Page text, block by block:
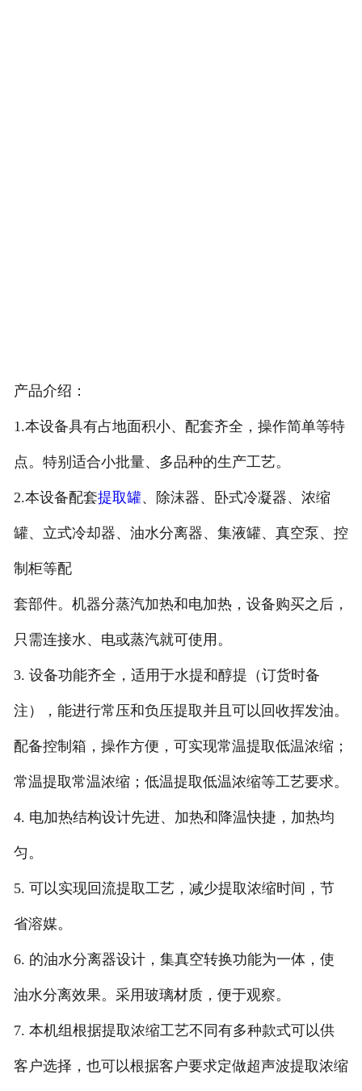
产品介绍：
1.本设备具有占地面积小、配套齐全，操作简单等特
点。特别适合小批量、多品种的生产工艺。
2.本设备配套提取罐、除沫器、卧式冷凝器、浓缩
罐、立式冷却器、油水分离器、集液罐、真空泵、控
制柜等配
套部件。机器分蒸汽加热和电加热，设备购买之后，
只需连接水、电或蒸汽就可使用。
3. 设备功能齐全，适用于水提和醇提（订货时备
注），能进行常压和负压提取并且可以回收挥发油。
配备控制箱，操作方便，可实现常温提取低温浓缩；
常温提取常温浓缩；低温提取低温浓缩等工艺要求。
4. 电加热结构设计先进、加热和降温快捷，加热均
匀。
5. 可以实现回流提取工艺，减少提取浓缩时间，节
省溶媒。
6. 的油水分离器设计，集真空转换功能为一体，使
油水分离效果。采用玻璃材质，便于观察。
7. 本机组根据提取浓缩工艺不同有多种款式可以供
客户选择，也可以根据客户要求定做超声波提取浓缩